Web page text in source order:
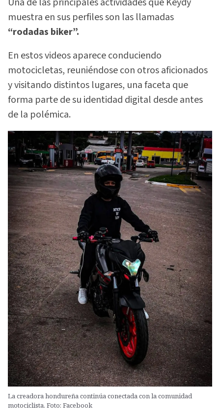
muestra en sus perfiles son las llamadas
“rodadas biker”.
En estos videos aparece conduciendo
motocicletas, reuniéndose con otros aficionados
y visitando distintos lugares, una faceta que
forma parte de su identidad digital desde antes
de la polémica.
La creadora hondureña continúa conectada con la comunidad
motociclista. Foto: Facebook